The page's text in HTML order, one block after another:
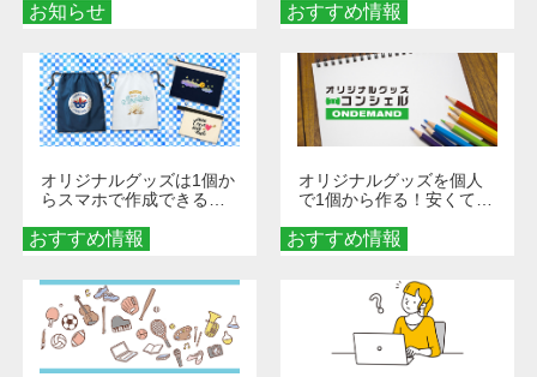
お知らせ おすすめ情報
ダーメイドする魅力と選
び方
おすすめ情報
オリジナルグッズは1個か
らスマホで作成できる！
くなる巾着＆ポーチ活用
術
おすすめ情報
オリジナルグッズを個人
で1個から作る！安くて簡
秘訣